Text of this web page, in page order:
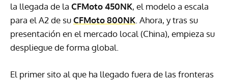
la llegada de la CFMoto 450NK, el modelo a escala
para el A2 de suCFMoto 800NK . Ahora, y tras su
presentación en el mercado local (China), empieza su
despliegue de forma global.
El primer sito al que ha llegado fuera de las fronteras